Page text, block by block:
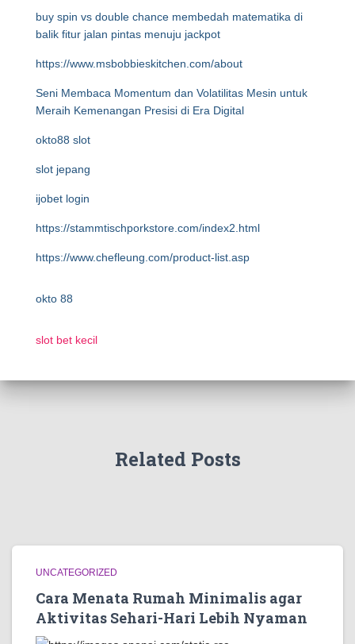
buy spin vs double chance membedah matematika di
balik fitur jalan pintas menuju jackpot
https://www.msbobbieskitchen.com/about
Seni Membaca Momentum dan Volatilitas Mesin untuk
Meraih Kemenangan Presisi di Era Digital
okto88 slot
slot jepang
ijobet login
https://stammtischporkstore.com/index2.html
https://www.chefleung.com/product-list.asp
okto 88
slot bet kecil
Related Posts
UNCATEGORIZED
Cara Menata Rumah Minimalis agar
Aktivitas Sehari-Hari Lebih Nyaman